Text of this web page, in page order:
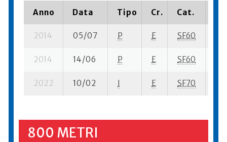
Anno Data Tipo Cr. Cat.
2014 05/07 P E SF60
2014 14/06 P E SF60
2022 10/02 I E SF70
800 METRI